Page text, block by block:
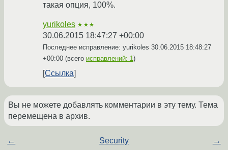
такая опция, 100%.
yurikoles ★★★
30.06.2015 18:47:27 +00:00
Последнее исправление: yurikoles 30.06.2015 18:48:27
+00:00 (всего исправлений: 1)
Ссылка
Вы не можете добавлять комментарии в эту тему. Тема
перемещена в архив.
← Security →